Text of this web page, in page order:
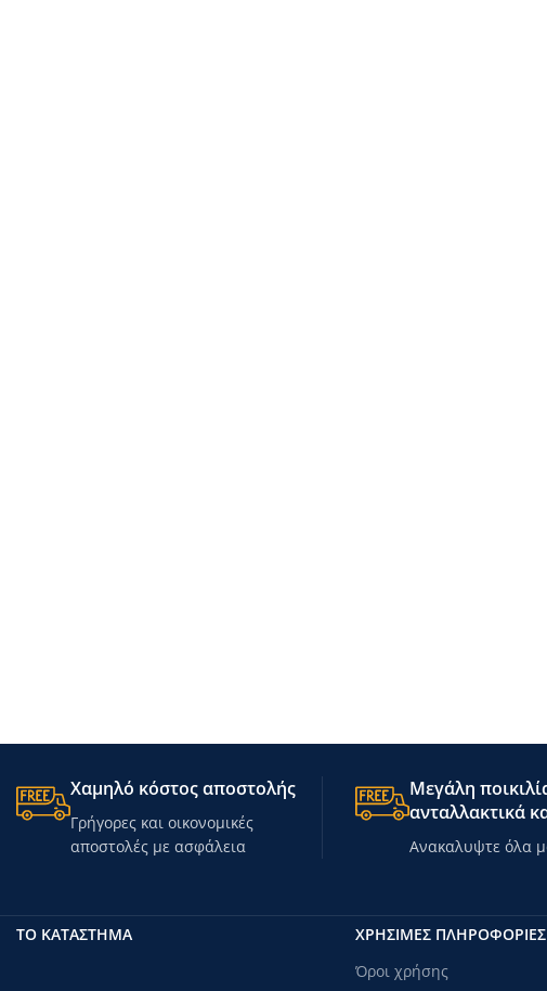
Χαμηλό κόστος αποστολής
Γρήγορες και οικονομικές
αποστολές με ασφάλεια
Μεγάλη
ανταλλακτικά
Ανακαλυψτε όλα
ΤΟ ΚΑΤΑΣΤΗΜΑ
ΧΡΗΣΙΜΕΣ ΠΛΗΡΟΦΟΡΙΕΣ
Όροι χρήσης